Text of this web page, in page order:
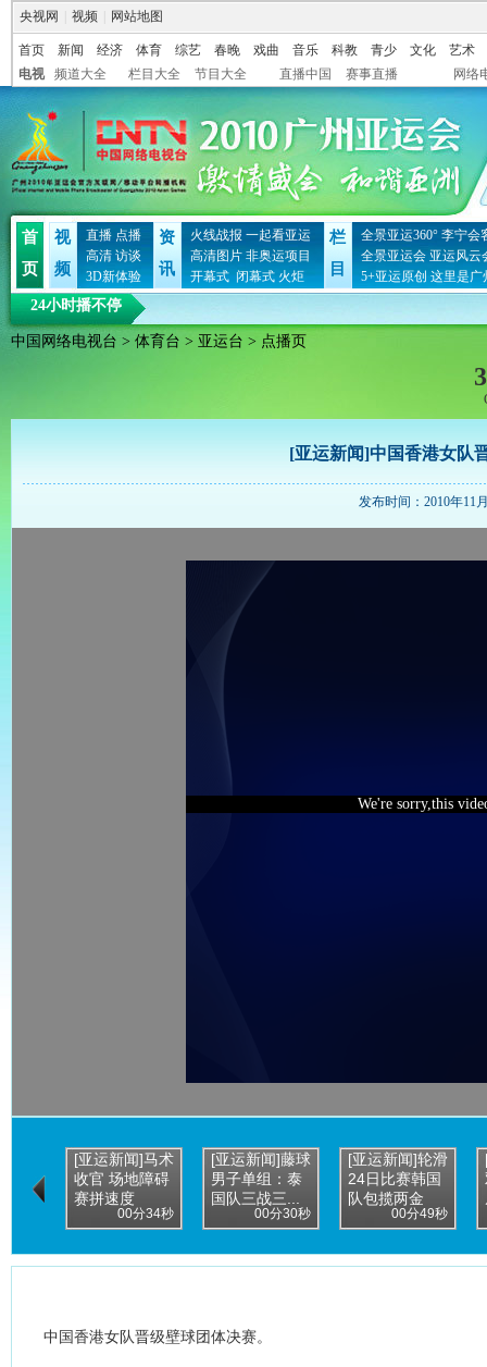
央视网 视频 网站地图
首页 新闻 经济 体育 综艺 春晚 戏曲 音乐 科教 青少 文化
艺术
电视
频道大全 栏目大全 节目大全 直播中国 赛事直播 网络
首
页
视
频
直播 点播
高清 访谈
3D新体验
资
讯
火线战报 一起看亚运
高清图片 非奥运项目
开幕式 闭幕式 火炬
栏
目
全景亚运360° 李宁会
全景亚运会 亚运风云
5+亚运原创 这里是广
24小时播不停
中国网络电视台 > 体育台 > 亚运台 > 点播页
[亚运新闻]中国香港女队
发布时间：2010年11
We're sorry,this
[亚运新闻]马术
收官 场地障碍
赛拼速度
00分34秒
[亚运新闻]藤球
男子单组：泰
国队三战三...
00分30秒
[亚运新闻]轮滑
24日比赛韩国
队包揽两金
00分49秒
中国香港女队晋级壁球团体决赛。